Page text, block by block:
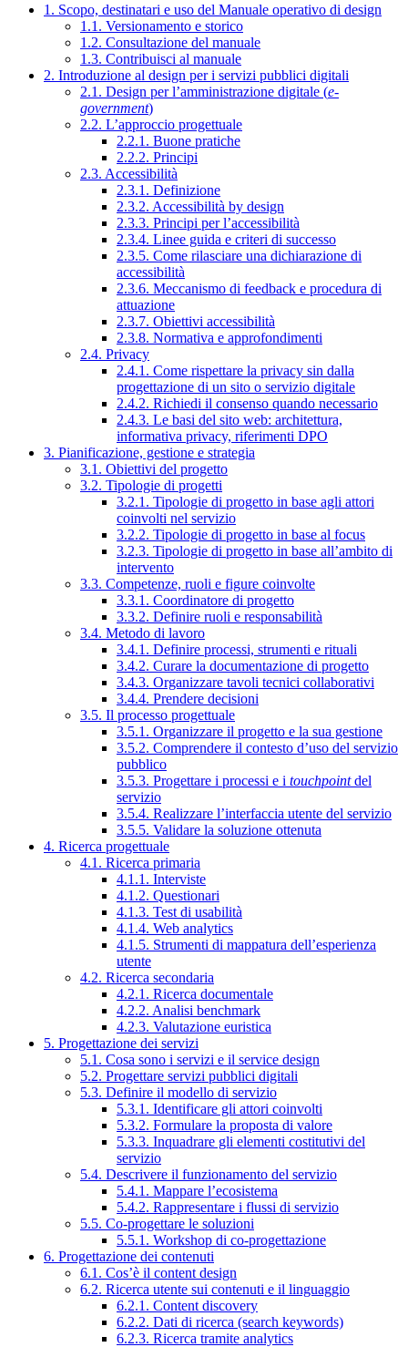
1. Scopo, destinatari e uso del Manuale operativo di design
1.1. Versionamento e storico
1.2. Consultazione del manuale
1.3. Contribuisci al manuale
2. Introduzione al design per i servizi pubblici digitali
2.1. Design per l’amministrazione digitale (e-
government)
2.2. L’approccio progettuale
2.2.1. Buone pratiche
2.2.2. Principi
2.3. Accessibilità
2.3.1. Definizione
2.3.2. Accessibilità by design
2.3.3. Principi per l’accessibilità
2.3.4. Linee guida e criteri di successo
2.3.5. Come rilasciare una dichiarazione di
accessibilità
2.3.6. Meccanismo di feedback e procedura di
attuazione
2.3.7. Obiettivi accessibilità
2.3.8. Normativa e approfondimenti
2.4. Privacy
2.4.1. Come rispettare la privacy sin dalla
progettazione di un sito o servizio digitale
2.4.2. Richiedi il consenso quando necessario
2.4.3. Le basi del sito web: architettura,
informativa privacy, riferimenti DPO
3. Pianificazione, gestione e strategia
3.1. Obiettivi del progetto
3.2. Tipologie di progetti
3.2.1. Tipologie di progetto in base agli attori
coinvolti nel servizio
3.2.2. Tipologie di progetto in base al focus
3.2.3. Tipologie di progetto in base all’ambito di
intervento
3.3. Competenze, ruoli e figure coinvolte
3.3.1. Coordinatore di progetto
3.3.2. Definire ruoli e responsabilità
3.4. Metodo di lavoro
3.4.1. Definire processi, strumenti e rituali
3.4.2. Curare la documentazione di progetto
3.4.3. Organizzare tavoli tecnici collaborativi
3.4.4. Prendere decisioni
3.5. Il processo progettuale
3.5.1. Organizzare il progetto e la sua gestione
3.5.2. Comprendere il contesto d’uso del servizio
pubblico
3.5.3. Progettare i processi e i touchpointdel
servizio
3.5.4. Realizzare l’interfaccia utente del servizio
3.5.5. Validare la soluzione ottenuta
4. Ricerca progettuale
4.1. Ricerca primaria
4.1.1. Interviste
4.1.2. Questionari
4.1.3. Test di usabilità
4.1.4. Web analytics
4.1.5. Strumenti di mappatura dell’esperienza
utente
4.2. Ricerca secondaria
4.2.1. Ricerca documentale
4.2.2. Analisi benchmark
4.2.3. Valutazione euristica
5. Progettazione dei servizi
5.1. Cosa sono i servizi e il service design
5.2. Progettare servizi pubblici digitali
5.3. Definire il modello di servizio
5.3.1. Identificare gli attori coinvolti
5.3.2. Formulare la proposta di valore
5.3.3. Inquadrare gli elementi costitutivi del
servizio
5.4. Descrivere il funzionamento del servizio
5.4.1. Mappare l’ecosistema
5.4.2. Rappresentare i flussi di servizio
5.5. Co-progettare le soluzioni
5.5.1. Workshop di co-progettazione
6. Progettazione dei contenuti
6.1. Cos’è il content design
6.2. Ricerca utente sui contenuti e il linguaggio
6.2.1. Content discovery
6.2.2. Dati di ricerca (search keywords)
6.2.3. Ricerca tramite analytics